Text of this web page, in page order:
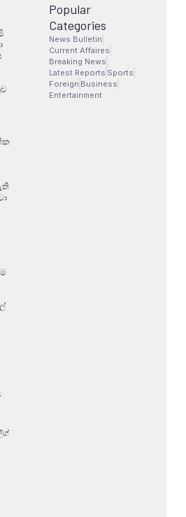
Popular
Categories
News Bulletin
Current Affaires
Breaking News
Latest Reports Sports
Foreign Business
Entertainment